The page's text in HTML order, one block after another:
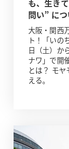
も、生き
問い” に
大阪・関西
ト！「いの
日（土）か
ナワ」で開
とは？ モ
える。